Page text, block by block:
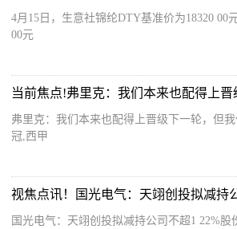
4月15日，生意社锦纶DTY基准价为18320 00
00元
弗里克：我们本来也配得上晋级下一轮，但
冠,西甲
视焦点讯！国光电气：天翊创投拟减持
国光电气：天翊创投拟减持公司不超1 22%股